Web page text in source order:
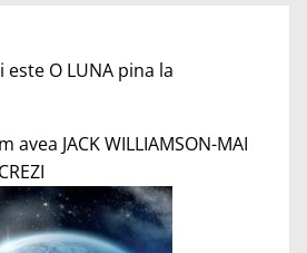
O LUNA pina la
JACK WILLIAMSON-MAI